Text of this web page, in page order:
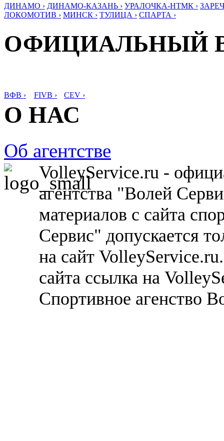
ДИНАМО › ДИНАМО-КАЗАНЬ › УРАЛОЧКА-НТМК ›
ЛОКОМОТИВ › МИНСК › ТУЛИЦА › СПАРТА ›
ОФИЦИАЛЬНЫЙ
ВФВ › FIVB › CEV ›
О НАС
Об агентстве
VolleyService.ru -
агентства "Волей
материалов с сайта
Сервис" допускается
на сайт
сайта ссылка на
Спортивное агенство